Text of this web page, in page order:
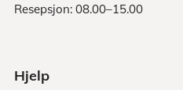
Resepsjon: 08.00–15.00
Hjelp